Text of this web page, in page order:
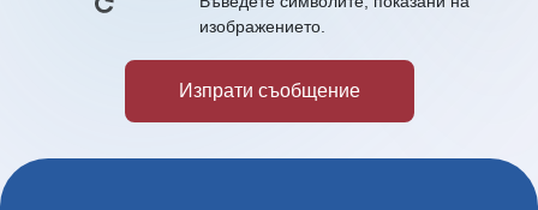
Въведете символите, показани на
изображението.